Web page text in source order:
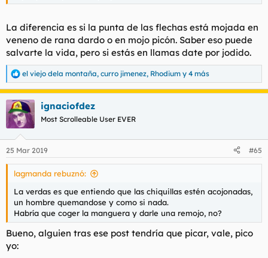
La diferencia es si la punta de las flechas está mojada en
veneno de rana dardo o en mojo picón. Saber eso puede
salvarte la vida, pero si estás en llamas date por jodido.
R
e
c
c
i
e
s
el viejo dela montaña, curro jimenez, Rhodium y 4 más
ignaciofdez
Most Scrolleable User EVER
25 Mar 2019 #65
lagmanda rebuznó:
La verdas es que entiendo que las chiquillas estén acojonadas,
un hombre quemandose y como si nada.
Habría que coger la manguera y darle una remojo, no?
Bueno, alguien tras ese post tendría que picar, vale, pico
yo: